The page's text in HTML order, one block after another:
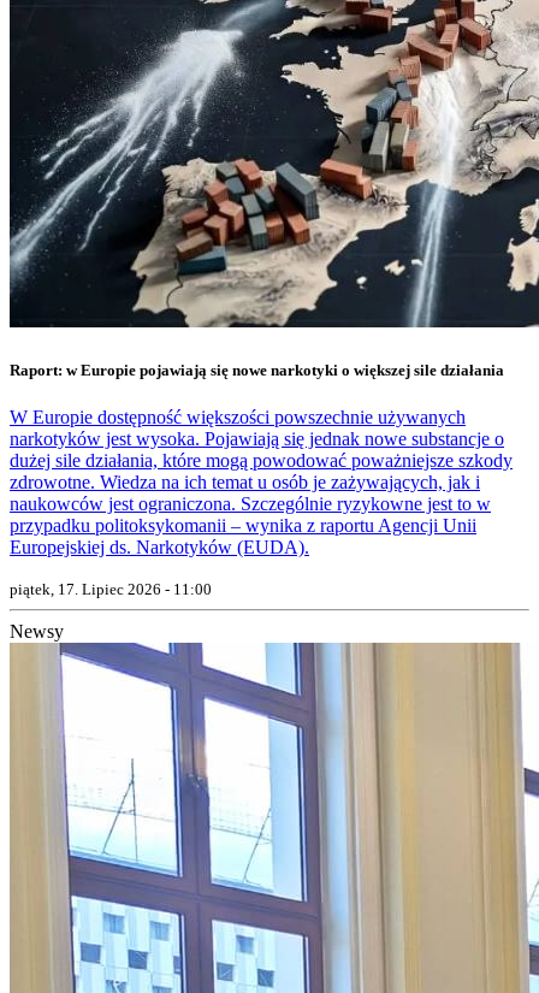
Raport: w Europie pojawiają się nowe narkotyki o większej sile działania
W Europie dostępność większości powszechnie używanych
narkotyków jest wysoka. Pojawiają się jednak nowe substancje o
dużej sile działania, które mogą powodować poważniejsze szkody
zdrowotne. Wiedza na ich temat u osób je zażywających, jak i
naukowców jest ograniczona. Szczególnie ryzykowne jest to w
przypadku politoksykomanii – wynika z raportu Agencji Unii
Europejskiej ds. Narkotyków (EUDA).
piątek, 17. Lipiec 2026 - 11:00
Newsy